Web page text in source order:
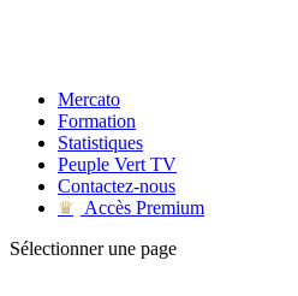
Mercato
Formation
Statistiques
Peuple Vert TV
Contactez-nous
♛
Accès Premium
Sélectionner une page